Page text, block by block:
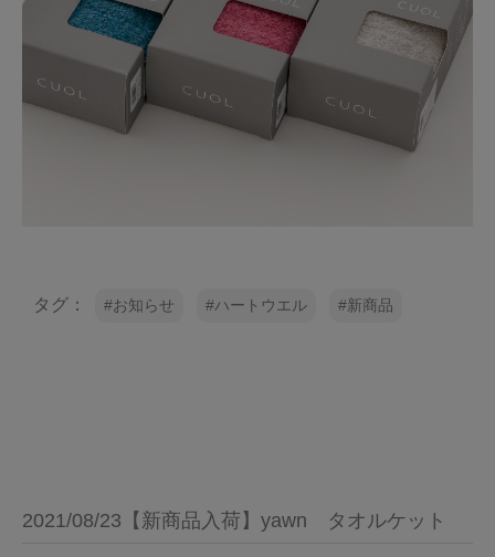
タグ： お知らせ ハートウエル 新商品
2021/08/23【新商品入荷】yawn タオルケット